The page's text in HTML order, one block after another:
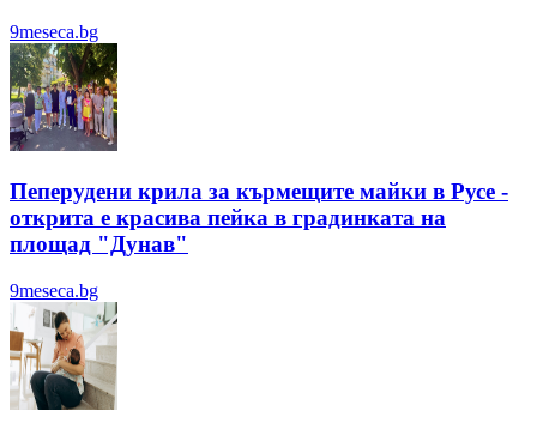
9meseca.bg
Пеперудени крила за кърмещите майки в Русе -
открита е красива пейка в градинката на
площад "Дунав"
9meseca.bg